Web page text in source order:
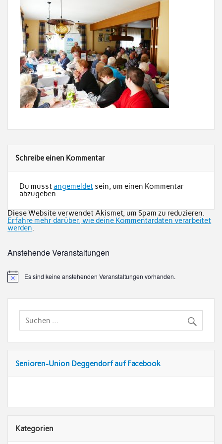
Schreibe einen Kommentar
Du musstangemeldetsein, um einen Kommentar
abzugeben.
Diese Website verwendet Akismet, um Spam zu reduzieren.
Erfahre mehr darüber, wie deine Kommentardaten verarbeitet
werden.
Anstehende Veranstaltungen
Es sind keine anstehenden Veranstaltungen vorhanden.
Senioren-Union Deggendorf auf Facebook
Kategorien